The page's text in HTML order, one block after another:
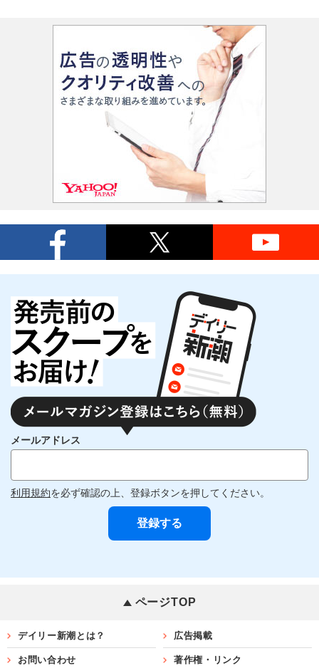
メールアドレス
利用規約を必ず確認の上、登録ボタンを押してください。
ページTOP
デイリー新潮とは？ 広告掲載
お問い合わせ 著作権・リンク